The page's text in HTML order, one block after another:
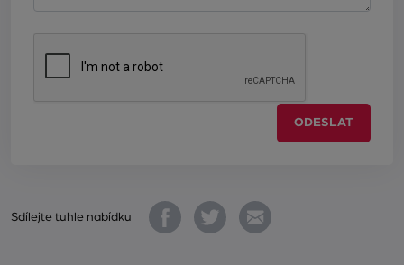
ODESLAT
Sdílejte tuhle nabídku